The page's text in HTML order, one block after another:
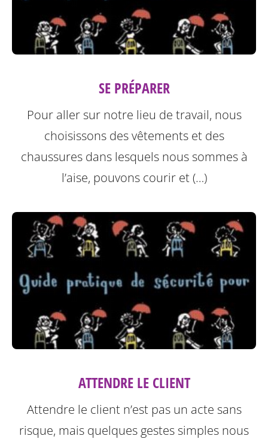
SE PRÉPARER
Pour aller sur notre lieu de travail, nous
choisissons des vêtements et des
chaussures dans lesquels nous sommes à
l’aise, pouvons courir et (…)
ATTENDRE LE CLIENT
Attendre le client n’est pas un acte sans
risque, mais quelques gestes simples nous